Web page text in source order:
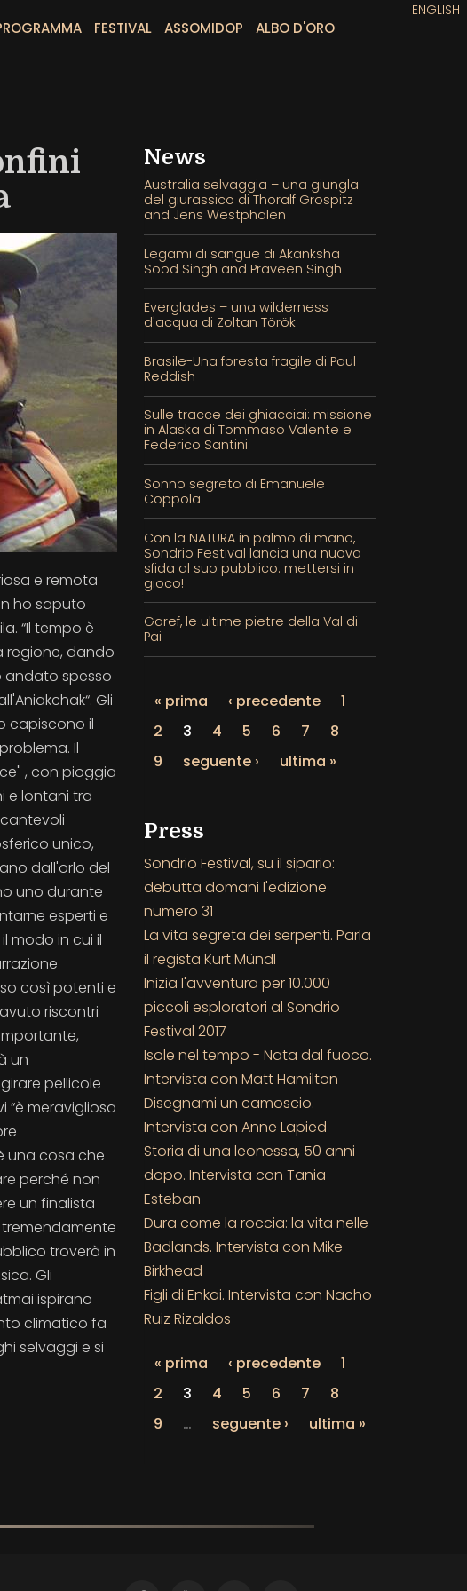
FESTIVAL ASSOMIDOP ALBO D'ORO
ENGLISH
e remota
ho saputo
“Il tempo è
regione, dando
andato spesso
Gli
capiscono il
Il
, con pioggia
e lontani tra
unico,
dall'orlo del
uno durante
esperti e
modo in cui il
così potenti e
riscontri
un
pellicole
“è meravigliosa
una cosa che
perché non
un finalista
tremendamente
troverà in
Gli
ispirano
climatico fa
selvaggi e si
News
Australia selvaggia – una giungla
del giurassico di Thoralf Grospitz
and Jens Westphalen
Legami di sangue di Akanksha
Sood Singh and Praveen Singh
Everglades – una wilderness
d'acqua di Zoltan Török
Brasile-Una foresta fragile di Paul
Reddish
Sulle tracce dei ghiacciai: missione
in Alaska di Tommaso Valente e
Federico Santini
Sonno segreto di Emanuele
Coppola
Con la NATURA in palmo di mano,
Sondrio Festival lancia una nuova
sfida al suo pubblico: mettersi in
gioco!
Garef, le ultime pietre della Val di
Pai
« prima ‹ precedente
1
2
3 4 5 6 7
8
9
seguente › ultima »
Press
Sondrio Festival, su il sipario:
debutta domani l'edizione
numero 31
La vita segreta dei serpenti. Parla
il regista Kurt Mündl
Inizia l'avventura per 10.000
piccoli esploratori al Sondrio
Festival 2017
Isole nel tempo - Nata dal fuoco.
Intervista con Matt Hamilton
Disegnami un camoscio.
Intervista con Anne Lapied
Storia di una leonessa, 50 anni
dopo. Intervista con Tania
Esteban
Dura come la roccia: la vita nelle
Badlands. Intervista con Mike
Birkhead
Figli di Enkai. Intervista con Nacho
Ruiz Rizaldos
« prima ‹ precedente
1
2
3 4 5 6 7
8
9
… seguente › ultima »